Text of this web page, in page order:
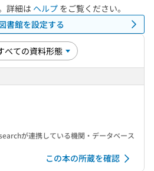
詳細は ヘルプ をご覧ください。
書館を設定する
が連携している機関・データベース
この本の所蔵を確認